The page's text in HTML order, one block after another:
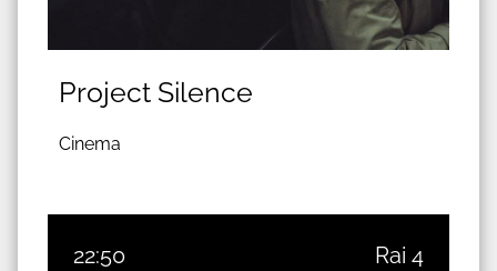
Project Silence
Cinema
22:50 Rai 4